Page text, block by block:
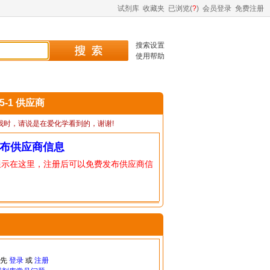
试剂库 收藏夹 已浏览(?) 会员登录 免费注册
搜索设置
使用帮助
1 供应商
时，请说是在爱化学看到的，谢谢!
供应商信息
在这里，注册后可以免费发布供应商信
登录或 注册